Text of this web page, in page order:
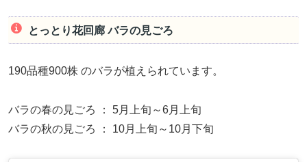
とっとり花回廊 バラの見ごろ
190品種900株 のバラが植えられています。
バラの春の見ごろ ： 5月上旬～6月上旬
バラの秋の見ごろ ： 10月上旬～10月下旬